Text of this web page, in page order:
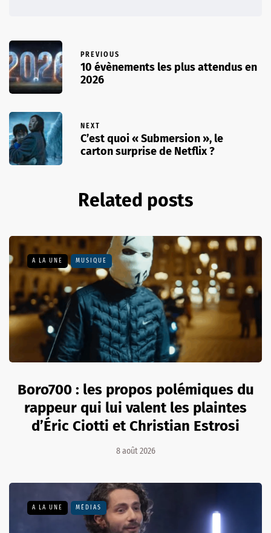
PREVIOUS
10 évènements les plus attendus en
2026
NEXT
C’est quoi « Submersion », le
carton surprise de Netflix ?
Related posts
A LA UNE MUSIQUE
Boro700 : les propos polémiques du
rappeur qui lui valent les plaintes
d’Éric Ciotti et Christian Estrosi
8 août 2026
A LA UNE MÉDIAS